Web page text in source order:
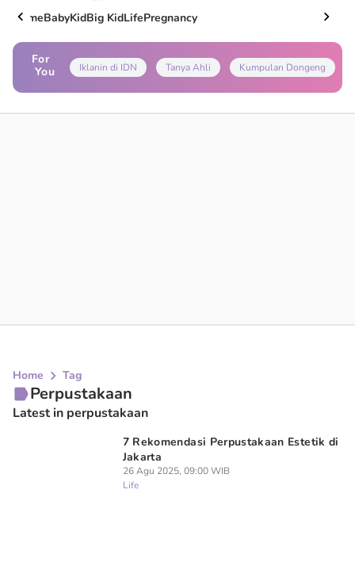
HomeBabyKidBig KidLifePregnancy
For
You
Iklanin di IDN Tanya Ahli Kumpulan Dongeng
Home Tag
Perpustakaan
Latest in perpustakaan
7 Rekomendasi Perpustakaan Estetik di
Jakarta
26 Agu 2025, 09:00 WIB
Life